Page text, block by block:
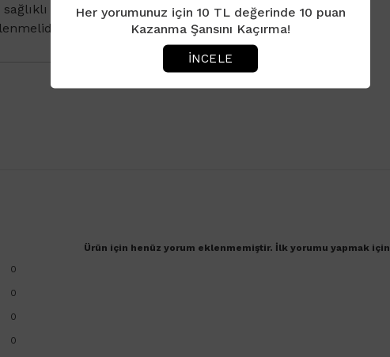
fırça kullanımı için belli aralıklarla
Aynı şekilde kurutulmalıdır.
0
0
0
0
Ürün için henüz yorum eklenmemiştir. İlk yorumu yapmak için
Her yorumunuz için 10 TL değerinde 10 puan
Kazanma Şansını Kaçırma!
İNCELE